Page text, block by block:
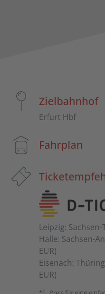
Zielbahnhof
Erfurt Hbf
Fahrplan
Leipzig: Sachsen-
Halle: Sachsen-
EUR)
Eisenach:
EUR)
1